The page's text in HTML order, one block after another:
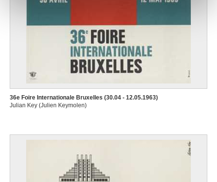
36e Foire Internationale Bruxelles (30.04 - 12.05.1963)
Julian Key (Julien Keymolen)